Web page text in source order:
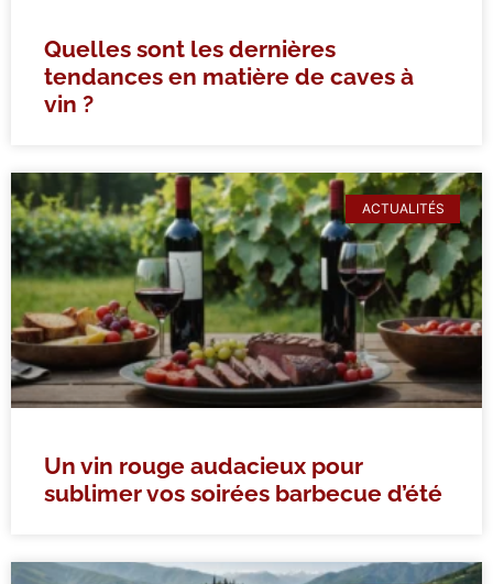
Quelles sont les dernières
tendances en matière de caves à
vin ?
ACTUALITÉS
Un vin rouge audacieux pour
sublimer vos soirées barbecue d’été